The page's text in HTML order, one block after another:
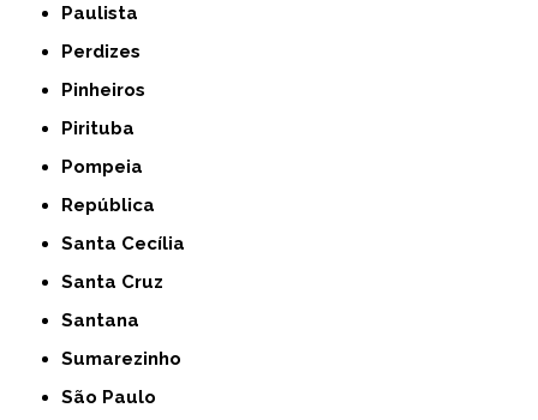
Paulista
Perdizes
Pinheiros
Pirituba
Pompeia
República
Santa Cecília
Santa Cruz
Santana
Sumarezinho
São Paulo